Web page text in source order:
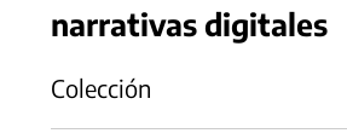
narrativas digitales
Colección